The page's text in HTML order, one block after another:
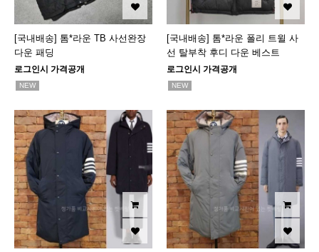
[국내배송] 톰*라운 TB 사선완장
다운 패딩
로그인시 가격공개
NEW
[국내배송] 톰*라운 폴리 트윌 사
선 탈부착 후디 다운 베스트
로그인시 가격공개
NEW